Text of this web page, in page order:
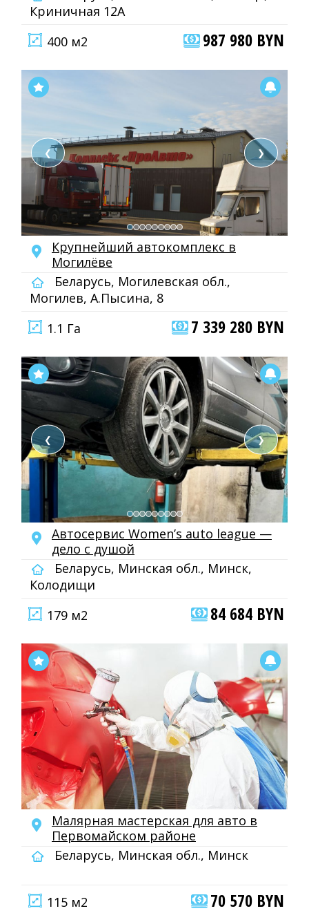
Криничная 12А
400 м2
987 980 BYN
❮ ❯
Крупнейший автокомплекс в
Могилёве
Беларусь, Могилевская обл.,
Могилев, А.Пысина, 8
1.1 Га
7 339 280 BYN
❮ ❯
Автосервис Women’s auto league —
дело с душой
Беларусь, Минская обл., Минск,
Колодищи
179 м2
84 684 BYN
Малярная мастерская для авто в
Первомайском районе
Беларусь, Минская обл., Минск
115 м2 70 570 BYN